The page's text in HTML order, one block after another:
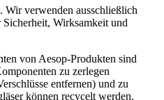
Wir verwenden ausschließlich
Wirksamkeit und
von Aesop-Produkten sind
zu zerlegen
entfernen) und zu
können recycelt werden.